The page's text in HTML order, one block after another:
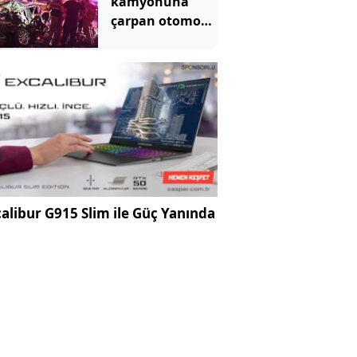
çarpan otomobil
G915 Slim ile Güç Yanında